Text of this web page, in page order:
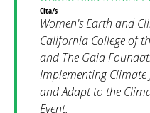
Cita/s
Women's Earth and
California College of
and The Gaia
Implementing Climate
and Adapt to the
Event.